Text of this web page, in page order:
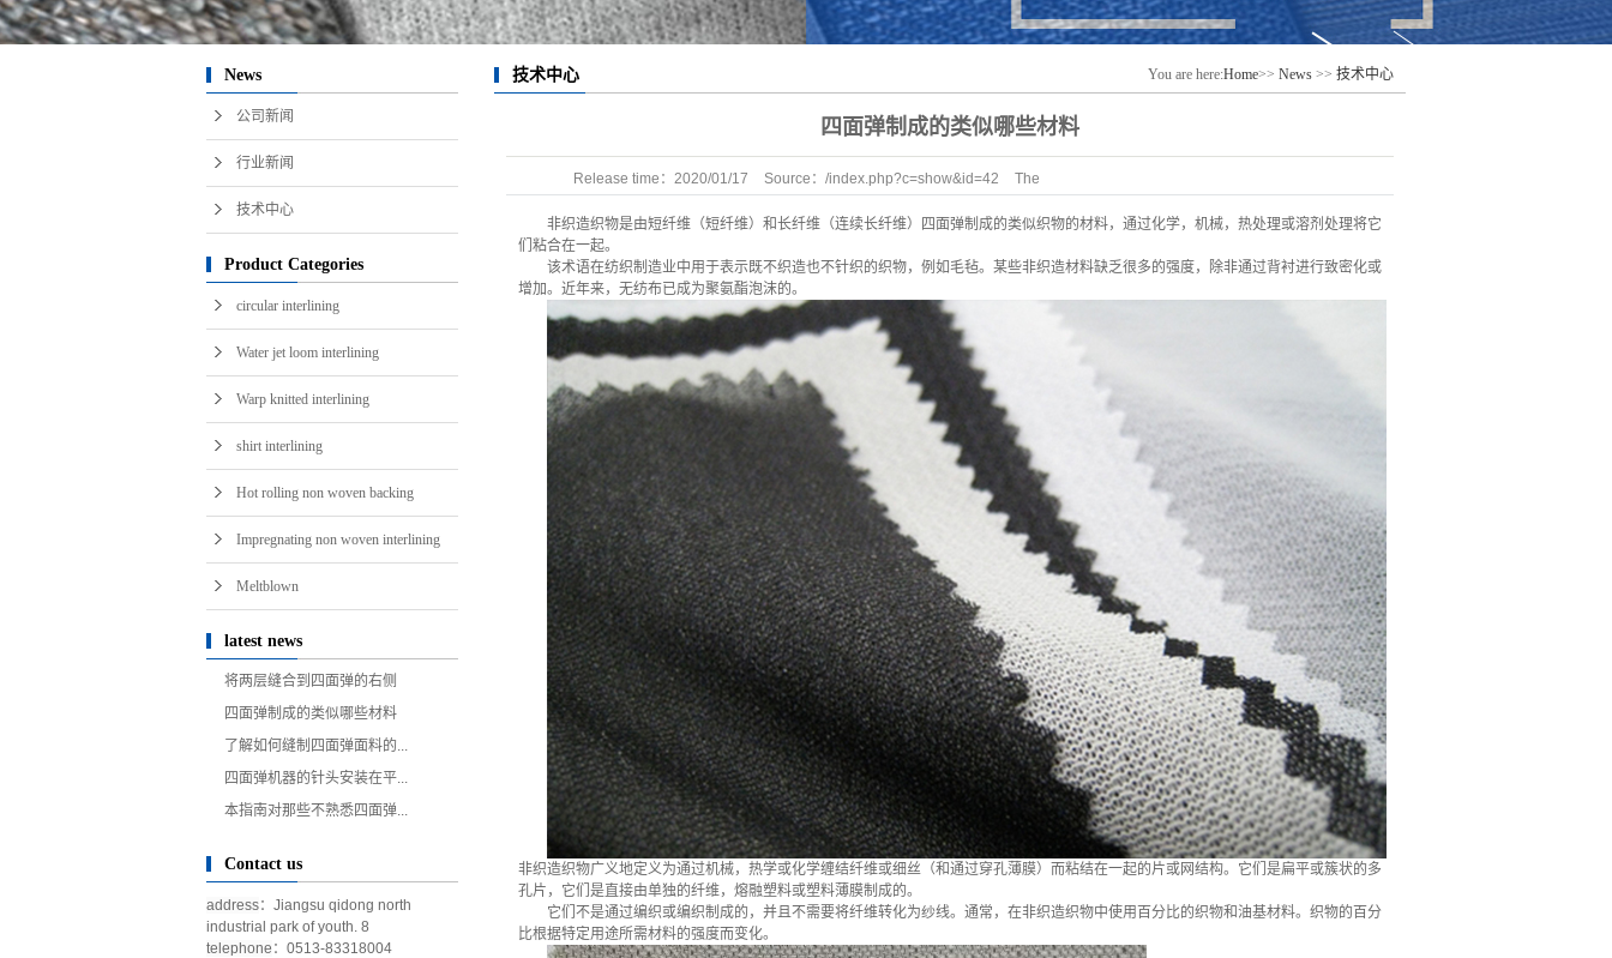
interlining
News
公司新闻
行业新闻
技术中心
Product Categories
circular interlining
Water jet loom interlining
Warp knitted interlining
shirt interlining
Hot rolling non woven backing
Impregnating non woven interlining
Meltblown
latest news
将两层缝合到四面弹的右侧
四面弹制成的类似哪些材料
了解如何缝制四面弹面料的...
四面弹机器的针头安装在平...
本指南对那些不熟悉四面弹...
Contact us
address：Jiangsu qidong north
industrial park of youth. 8
telephone ：0513-83318004
技术中心 You are here:Home>> News >> 技术中心
四面弹制成的类似哪些材料
Release time： 2020/01/17 Source： /index.php?c=show&id=42
The
非织造织物是由短纤维（短纤维）和长纤维（连续长纤维）四面弹制成的类似织物的材料，通过化学，机械，热处理或溶剂处理将它
们粘合在一起。
该术语在纺织制造业中用于表示既不织造也不针织的织物，例如毛毡。某些非织造材料缺乏很多的强度，除非通过背衬进行致密化或
增加。近年来，无纺布已成为聚氨酯泡沫的。
非织造织物广义地定义为通过机械，热学或化学缠结纤维或细丝（和通过穿孔薄膜）而粘结在一起的片或网结构。它们是扁平或簇状的多
孔片，它们是直接由单独的纤维，熔融塑料或塑料薄膜制成的。
它们不是通过编织或编织制成的，并且不需要将纤维转化为纱线。通常，在非织造织物中使用百分比的织物和油基材料。织物的百分
比根据特定用途所需材料的强度而变化。